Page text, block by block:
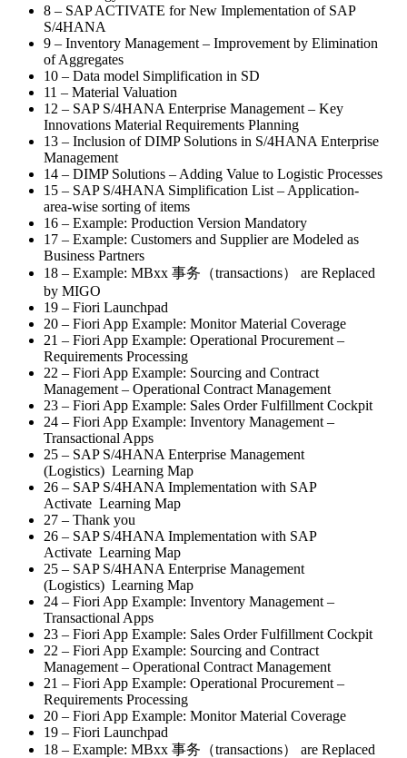
8 – SAP ACTIVATE for New Implementation of SAP
S/4HANA
9 – Inventory Management – Improvement by Elimination
of Aggregates
10 – Data model Simplification in SD
11 – Material Valuation
12 – SAP S/4HANA Enterprise Management – Key
Innovations Material Requirements Planning
13 – Inclusion of DIMP Solutions in S/4HANA Enterprise
Management
14 – DIMP Solutions – Adding Value to Logistic Processes
15 – SAP S/4HANA Simplification List – Application-
area-wise sorting of items
16 – Example: Production Version Mandatory
17 – Example: Customers and Supplier are Modeled as
Business Partners
18 – Example: MBxx 事务（transactions） are Replaced
by MIGO
19 – Fiori Launchpad
20 – Fiori App Example: Monitor Material Coverage
21 – Fiori App Example: Operational Procurement –
Requirements Processing
22 – Fiori App Example: Sourcing and Contract
Management – Operational Contract Management
23 – Fiori App Example: Sales Order Fulfillment Cockpit
24 – Fiori App Example: Inventory Management –
Transactional Apps
25 – SAP S/4HANA Enterprise Management
(Logistics) Learning Map
26 – SAP S/4HANA Implementation with SAP
Activate Learning Map
27 – Thank you
26 – SAP S/4HANA Implementation with SAP
Activate Learning Map
25 – SAP S/4HANA Enterprise Management
(Logistics) Learning Map
24 – Fiori App Example: Inventory Management –
Transactional Apps
23 – Fiori App Example: Sales Order Fulfillment Cockpit
22 – Fiori App Example: Sourcing and Contract
Management – Operational Contract Management
21 – Fiori App Example: Operational Procurement –
Requirements Processing
20 – Fiori App Example: Monitor Material Coverage
19 – Fiori Launchpad
18 – Example: MBxx 事务（transactions） are Replaced